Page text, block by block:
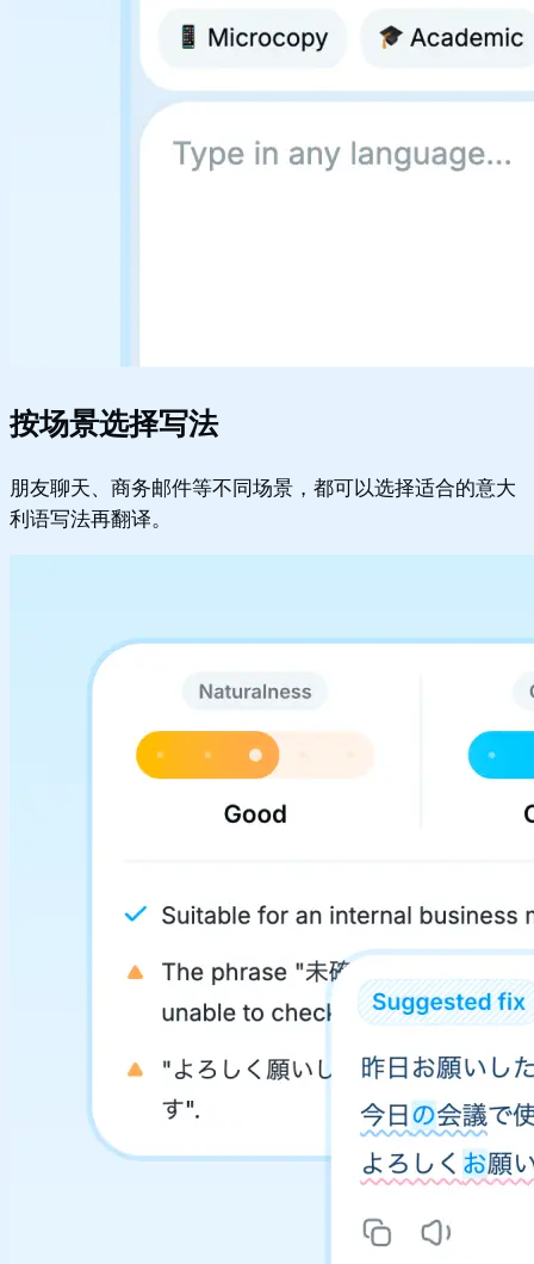
按场景选择写法
朋友聊天、商务邮件等不同场景，都可以选择适合的意大
利语写法再翻译。